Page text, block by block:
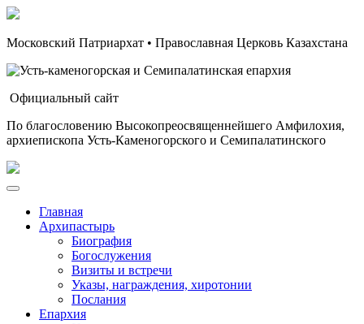
Московский Патриархат • Православная Церковь Казахстана
Официальный сайт
По благословению Высокопреосвященнейшего Амфилохия,
архиепископа Усть-Каменогорского и Семипалатинского
Главная
Архипастырь
Биография
Богослужения
Визиты и встречи
Указы, награждения, хиротонии
Послания
Епархия